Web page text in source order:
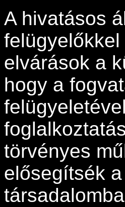
A hivatásos
elvárások a
hogy a
törvényes
elősegítsék